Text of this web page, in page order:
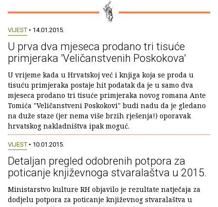
VIJEST • 14.01.2015.
U prva dva mjeseca prodano tri tisuće
primjeraka 'Veličanstvenih Poskokova'
U vrijeme kada u Hrvatskoj već i knjiga koja se proda u
tisuću primjeraka postaje hit podatak da je u samo dva
mjeseca prodano tri tisuće primjeraka novog romana Ante
Tomića "Veličanstveni Poskokovi" budi nadu da je gledano
na duže staze (jer nema više brzih rješenja!) oporavak
hrvatskog nakladništva ipak moguć.
VIJEST • 10.01.2015.
Detaljan pregled odobrenih potpora za
poticanje književnoga stvaralaštva u 2015.
Ministarstvo kulture RH objavilo je rezultate natječaja za
dodjelu potpora za poticanje književnog stvaralaštva u